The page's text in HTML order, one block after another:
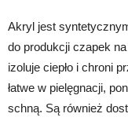
Akryl jest
do produkcji czapek
izoluje ciepło i chroni
łatwe w pielęgnacji,
schną. Są również